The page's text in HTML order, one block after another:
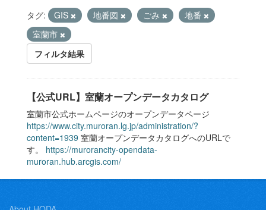
タグ: GIS 地番図 ごみ
地番
室蘭市
フィルタ結果
【公式URL】室蘭オープンデータカタログ
室蘭市公式ホームページのオープンデータページ
https://www.city.muroran.lg.jp/administration/?
content=1939 室蘭オープンデータカタログへのURLで
す。 https://murorancity-opendata-
muroran.hub.arcgis.com/